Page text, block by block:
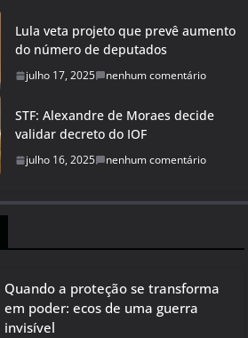
Lula veta projeto que prevê aumento
do número de deputados
julho 17, 2025 nenhum comentário
STF: Alexandre de Moraes decide
validar decreto do IOF
julho 16, 2025 nenhum comentário
Quando a proteção se transforma
em poder: ecos de uma guerra
invisível